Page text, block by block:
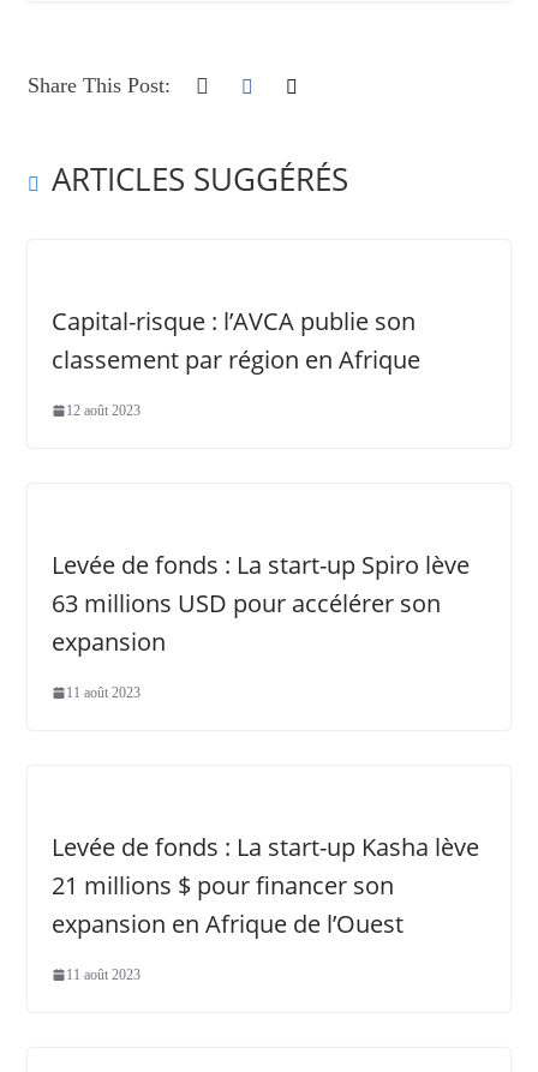
Share This Post:
ARTICLES SUGGÉRÉS
Capital-risque : l’AVCA publie son
classement par région en Afrique
12 août 2023
Levée de fonds : La start-up Spiro lève
63 millions USD pour accélérer son
expansion
11 août 2023
Levée de fonds : La start-up Kasha lève
21 millions $ pour financer son
expansion en Afrique de l’Ouest
11 août 2023